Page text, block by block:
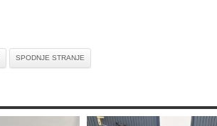
SPODNJE STRANJE